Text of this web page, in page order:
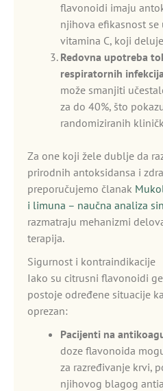
flavonoidi imaju
njihova efikasnost
vitamina C, koji
Redovna upotreba
respiratornih
može smanjiti
za do 40%, što
randomiziranih
Za one koji žele dublje da
prirodnih antoksidansa i
preporučujemo članak
i limuna – naučna analiza
razmatraju mehanizmi
terapija.
Sigurnost i kontraindikacije
Iako su citrusni flavonoidi
postoje određene situacije
oprezan:
Pacijenti na
doze flavonoida
za razređivanje krvi,
njihovog blagog